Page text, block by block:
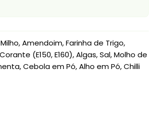
Amendoim, Farinha de Trigo,
(E150, E160), Algas, Sal, Molho de
Cebola em Pó, Alho em Pó, Chilli